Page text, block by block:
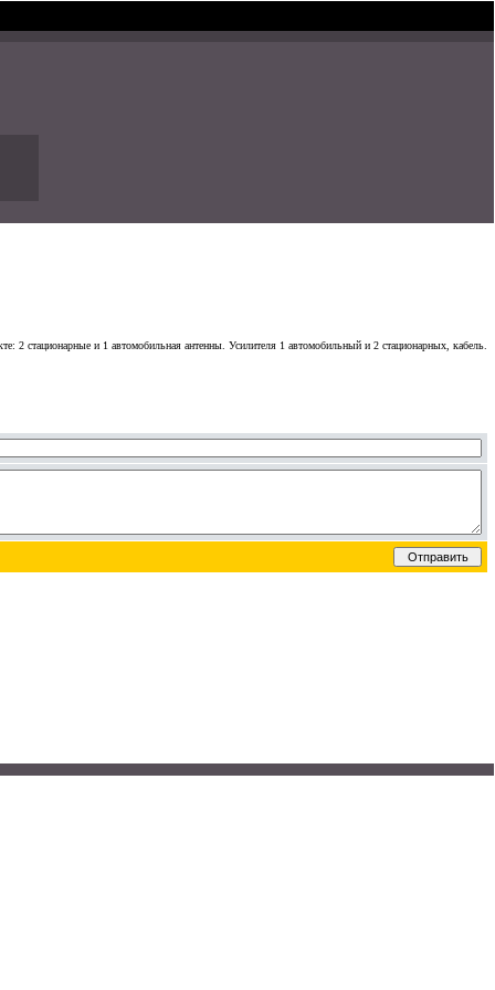
2 стационарные и 1 автомобильная антенны. Усилителя 1 автомобильный и 2 стационарных, кабель.